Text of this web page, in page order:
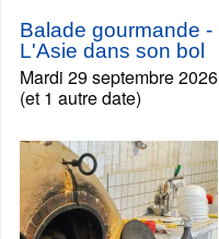
Balade gourmande -
L'Asie dans son bol
Mardi 29 septembre 2026
(et 1 autre date)